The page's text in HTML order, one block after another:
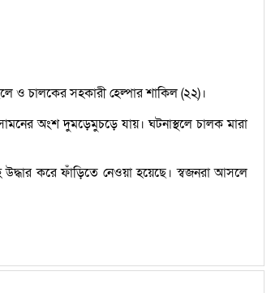
ও চালকের সহকারী হেল্পার শাকিল (২২)।
অংশ দুমড়েমুচড়ে যায়। ঘটনাস্থলে চালক মারা
করে ফাঁড়িতে নেওয়া হয়েছে। স্বজনরা আসলে